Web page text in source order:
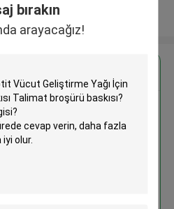
bırakın
arayacağız!
fazla göster
Vücut Geliştirme Yağı İçin
Broşür Baskısı
broşürü baskısı